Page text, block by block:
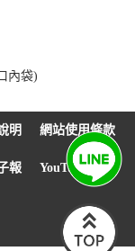
內袋)
明 網站使用條款
報 YouTube